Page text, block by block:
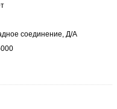
соединение, Д/А